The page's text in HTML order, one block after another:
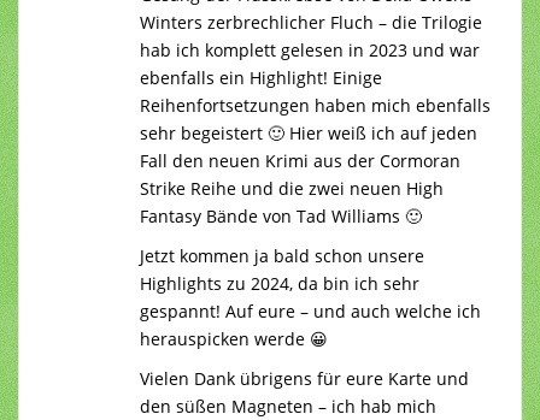
Winters zerbrechlicher Fluch – die Trilogie
hab ich komplett gelesen in 2023 und war
ebenfalls ein Highlight! Einige
Reihenfortsetzungen haben mich ebenfalls
sehr begeistert 🙂 Hier weiß ich auf jeden
Fall den neuen Krimi aus der Cormoran
Strike Reihe und die zwei neuen High
Fantasy Bände von Tad Williams 🙂
Jetzt kommen ja bald schon unsere
Highlights zu 2024, da bin ich sehr
gespannt! Auf eure – und auch welche ich
herauspicken werde 😀
Vielen Dank übrigens für eure Karte und
den süßen Magneten – ich hab mich